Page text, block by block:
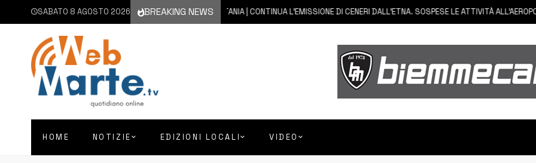
SABATO 8 AGOSTO 2026 BREAKING NEWS
8 AGOSTO 2026 CATANIA | CONTINUA L’EMISSIONE DI CENERI DALL’ETNA. SOSPESE LE ATTIVITÀ
HOME NOTIZIE EDIZIONI LOCALI VIDEO